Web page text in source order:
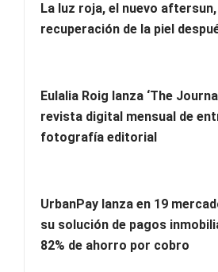
La luz roja, el nuevo
recuperación de la piel
Eulalia Roig lanza ‘The
revista digital mensual de
fotografía editorial
UrbanPay lanza en 19
su solución de pagos
82% de ahorro por cobro